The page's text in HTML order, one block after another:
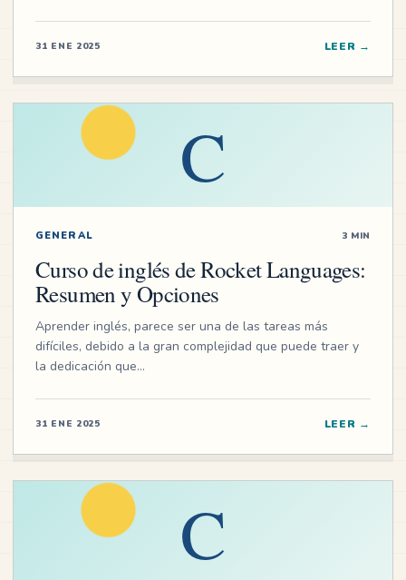
31 ENE 2025 LEER →
C
GENERAL 3 MIN
Curso de inglés de Rocket Languages:
Resumen y Opciones
Aprender inglés, parece ser una de las tareas más
difíciles, debido a la gran complejidad que puede traer y
la dedicación que…
31 ENE 2025 LEER →
C